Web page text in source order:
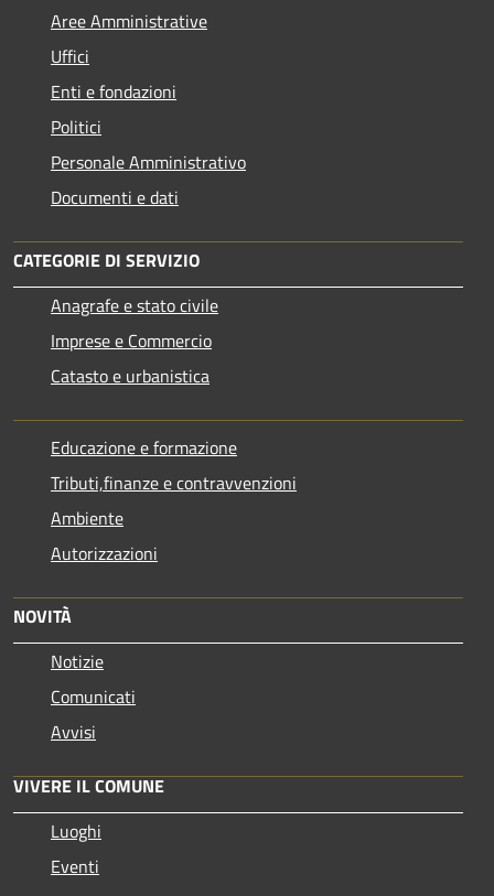
Aree Amministrative
Uffici
Enti e fondazioni
Politici
Personale Amministrativo
Documenti e dati
CATEGORIE DI SERVIZIO
Anagrafe e stato civile
Imprese e Commercio
Catasto e urbanistica
Educazione e formazione
Tributi,finanze e contravvenzioni
Ambiente
Autorizzazioni
NOVITÀ
Notizie
Comunicati
Avvisi
VIVERE IL COMUNE
Luoghi
Eventi